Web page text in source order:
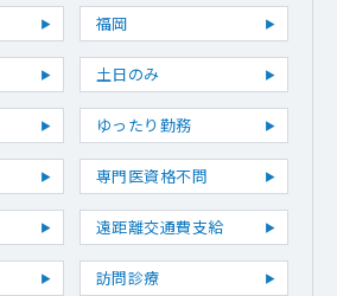
福岡
土日のみ
ゆったり勤務
専門医資格不問
遠距離交通費支給
訪問診療